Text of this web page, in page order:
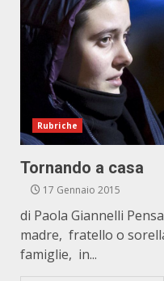
Rubriche
Tornando a casa
17 Gennaio 2015
di Paola Giannelli
madre, fratello o
famiglie, in...